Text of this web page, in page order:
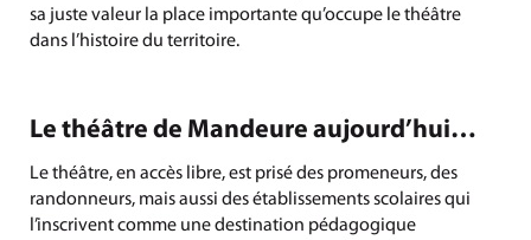
sa juste valeur la place importante qu’occupe le théâtre
dans l’histoire du territoire.
Le théâtre de Mandeure aujourd’hui…
Le théâtre, en accès libre, est prisé des promeneurs, des
randonneurs, mais aussi des établissements scolaires qui
l’inscrivent comme une destination pédagogique